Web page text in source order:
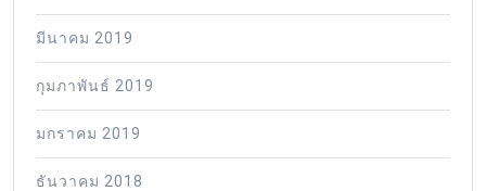
มีนาคม 2019
กุมภาพันธ์ 2019
มกราคม 2019
ธันวาคม 2018